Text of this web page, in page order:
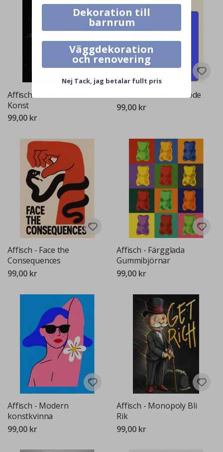
Affisch - Chanelflaska
Konst
99,00 kr
Affisch - Creative Mode
99,00 kr
Affisch - Face the
Consequences
99,00 kr
Affisch - Färgglada
Gummibjörnar
99,00 kr
Affisch - Modern
konstkvinna
99,00 kr
Affisch - Monopoly Bli
Rik
99,00 kr
Dekoration till
barnrum
Väggdekoration
och renovering
Nej Tack, jag betalar fullt pris